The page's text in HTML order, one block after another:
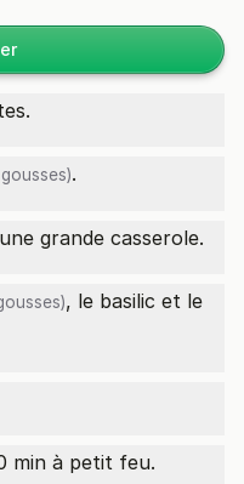
.
grande casserole.
, le basilic et le
min à petit feu.